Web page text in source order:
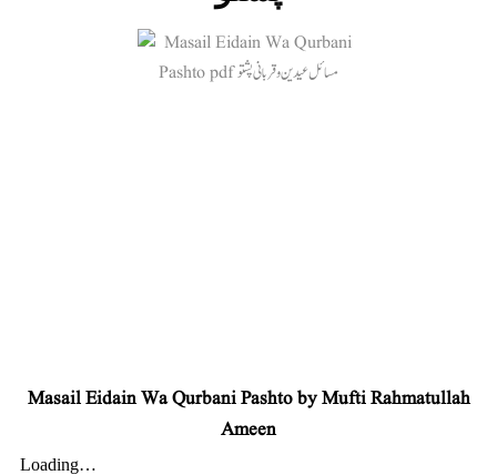
Masail Eidain Wa Qurbani Pashto by Mufti Rahmatullah
Ameen